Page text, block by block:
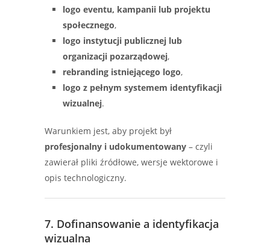
logo eventu, kampanii lub projektu
społecznego,
logo instytucji publicznej lub
organizacji pozarządowej,
rebranding istniejącego logo,
logo z pełnym systemem identyfikacji
wizualnej.
Warunkiem jest, aby projekt był
profesjonalny i udokumentowany – czyli
zawierał pliki źródłowe, wersje wektorowe i
opis technologiczny.
7. Dofinansowanie a identyfikacja
wizualna